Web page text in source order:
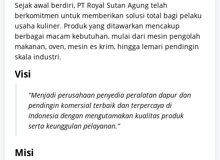
Sejak awal berdiri, PT Royal Sutan Agung telah
berkomitmen untuk memberikan solusi total bagi pelaku
usaha kuliner. Produk yang ditawarkan mencakup
berbagai macam kebutuhan, mulai dari mesin pengolah
makanan, oven, mesin es krim, hingga lemari pendingin
skala industri.
Visi
“Menjadi perusahaan penyedia peralatan dapur dan
pendingin komersial terbaik dan terpercaya di
Indonesia dengan mengutamakan kualitas produk
serta keunggulan pelayanan.”
Misi